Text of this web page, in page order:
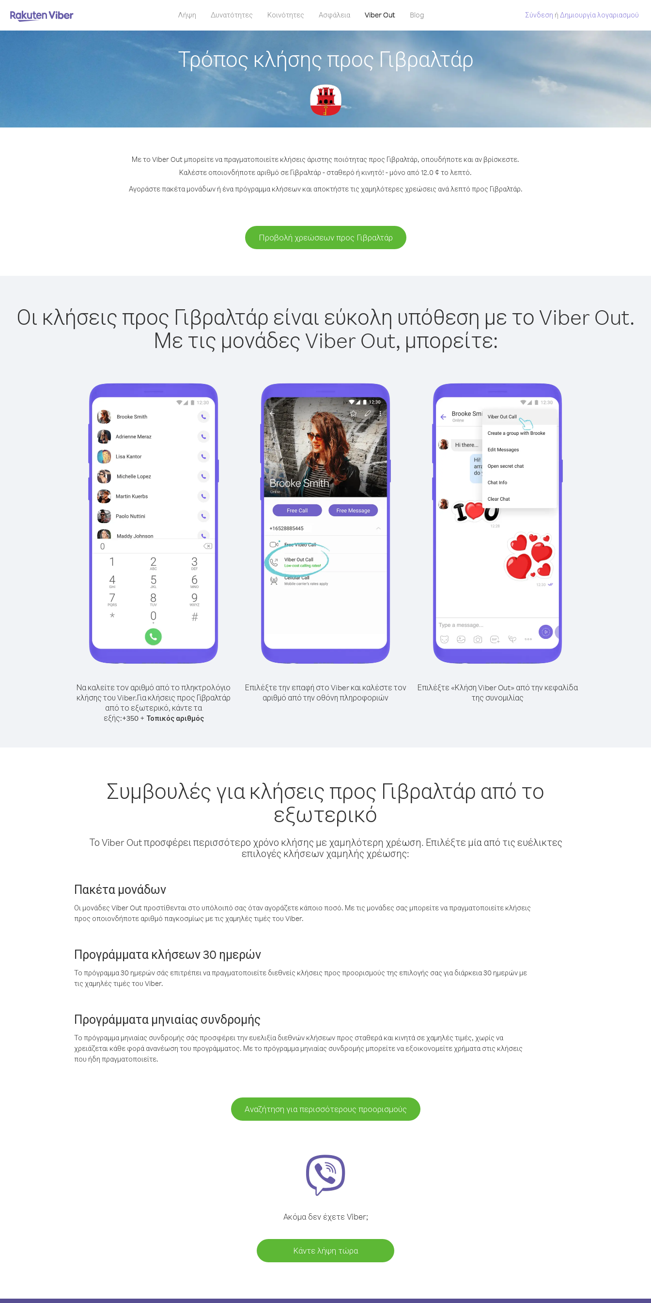
Λήψη Δυνατότητες Κοινότητες Ασφάλεια Viber Out Blog Σύνδεση ή Δημιουργία λογαριασμού
Τρόπος κλήσης προς Γιβραλτάρ
Με το Viber Out μπορείτε να πραγματοποιείτε κλήσεις άριστης ποιότητας προς Γιβραλτάρ, οπουδήποτε και αν βρίσκεστε.
Καλέστε οποιονδήποτε αριθμό σε Γιβραλτάρ - σταθερό ή κινητό! - μόνο από 12.0 ¢ το λεπτό.
Αγοράστε πακέτα μονάδων ή ένα πρόγραμμα κλήσεων και αποκτήστε τις χαμηλότερες χρεώσεις ανά λεπτό προς Γιβραλτάρ.
Προβολή χρεώσεων προς Γιβραλτάρ
Οι κλήσεις προς Γιβραλτάρ είναι εύκολη υπόθεση με το Viber Out.
Με τις μονάδες Viber Out, μπορείτε:
Να καλείτε τον αριθμό από το πληκτρολόγιο
κλήσης του Viber.Για κλήσεις προς Γιβραλτάρ
από το εξωτερικό, κάντε τα
εξής:+350+ Τοπικός αριθμός
Επιλέξτε την επαφή στο Viber και καλέστε τον
αριθμό από την οθόνη πληροφοριών
Επιλέξτε «Κλήση Viber Out» από την κεφαλίδα
της συνομιλίας
Συμβουλές για κλήσεις προς Γιβραλτάρ από το
εξωτερικό
Το Viber Out προσφέρει περισσότερο χρόνο κλήσης με χαμηλότερη χρέωση. Επιλέξτε μία από τις ευέλικτες
επιλογές κλήσεων χαμηλής χρέωσης:
Πακέτα μονάδων
Οι μονάδες Viber Out προστίθενται στο υπόλοιπό σας όταν αγοράζετε κάποιο ποσό. Με τις μονάδες σας μπορείτε να πραγματοποιείτε κλήσεις
προς οποιονδήποτε αριθμό παγκοσμίως με τις χαμηλές τιμές του Viber.
Προγράμματα κλήσεων 30 ημερών
Το πρόγραμμα 30 ημερών σάς επιτρέπει να πραγματοποιείτε διεθνείς κλήσεις προς προορισμούς της επιλογής σας για διάρκεια 30 ημερών με
τις χαμηλές τιμές του Viber.
Προγράμματα μηνιαίας συνδρομής
Το πρόγραμμα μηνιαίας συνδρομής σάς προσφέρει την ευελιξία διεθνών κλήσεων προς σταθερά και κινητά σε χαμηλές τιμές, χωρίς να
χρειάζεται κάθε φορά ανανέωση του προγράμματος. Με το πρόγραμμα μηνιαίας συνδρομής μπορείτε να εξοικονομείτε χρήματα στις κλήσεις
που ήδη πραγματοποιείτε.
Αναζήτηση για περισσότερους προορισμούς
Ακόμα δεν έχετε Viber;
Κάντε λήψη τώρα